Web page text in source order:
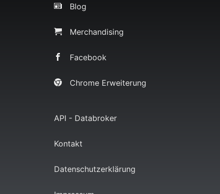
Blog
Merchandising
Facebook
Chrome Erweiterung
API - Databroker
Kontakt
Datenschutzerklärung